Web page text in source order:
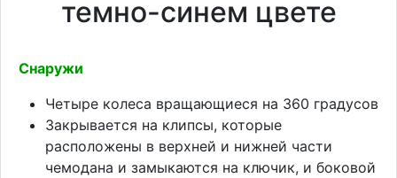
темно-синем цвете
Снаружи
Четыре колеса вращающиеся на 360 градусов
Закрывается на клипсы, которые
расположены в верхней и нижней части
чемодана и замыкаются на ключик, и боковой